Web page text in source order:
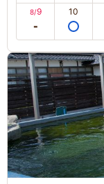
8/9 10